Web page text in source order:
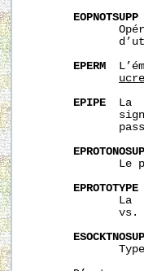
EOPNOTSUPP
EPERM
EPIPE
La
Le
EPROTOTYPE
La
              vs.